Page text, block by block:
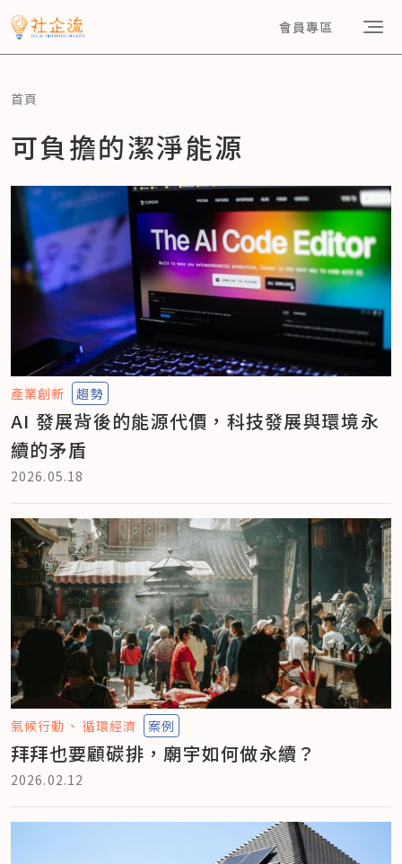
會員專區
首頁
可負擔的潔淨能源
產業創新 趨勢
AI 發展背後的能源代價，科技發展與環境永
續的矛盾
2026.05.18
氣候行動 循環經濟 案例
拜拜也要顧碳排，廟宇如何做永續？
2026.02.12